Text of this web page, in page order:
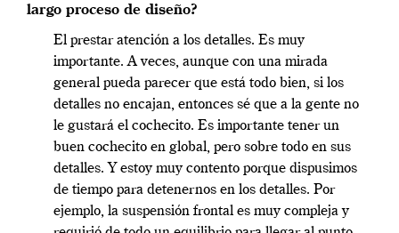
largo proceso de diseño?
El prestar atención a los detalles. Es muy
importante. A veces, aunque con una mirada
general pueda parecer que está todo bien, si los
detalles no encajan, entonces sé que a la gente no
le gustará el cochecito. Es importante tener un
buen cochecito en global, pero sobre todo en sus
detalles. Y estoy muy contento porque dispusimos
de tiempo para detenernos en los detalles. Por
ejemplo, la suspensión frontal es muy compleja y